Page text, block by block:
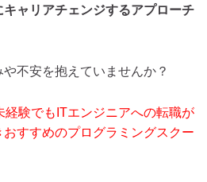
ャリアチェンジするアプローチ
不安を抱えていませんか？
経験でもITエンジニアへの転職が
すすめのプログラミングスクー